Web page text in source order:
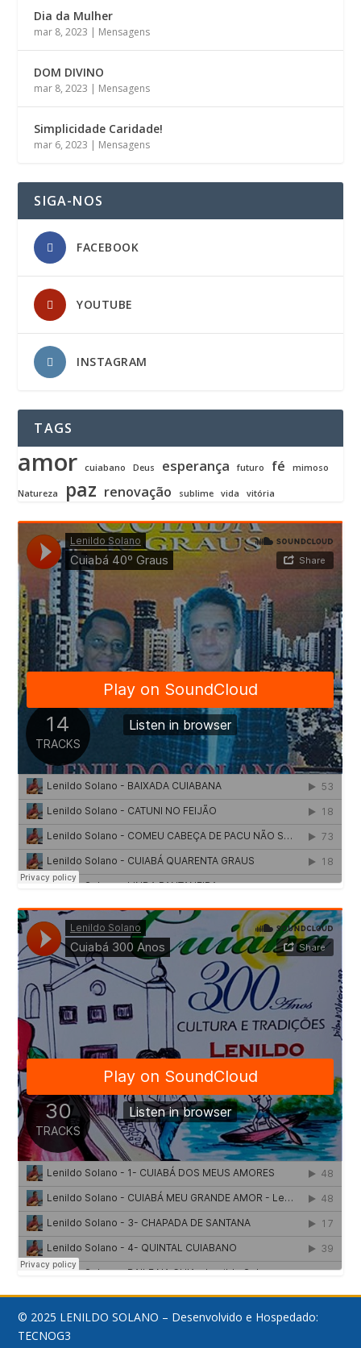
Dia da Mulher
mar 8, 2023 | Mensagens
DOM DIVINO
mar 8, 2023 | Mensagens
Simplicidade Caridade!
mar 6, 2023 | Mensagens
SIGA-NOS
FACEBOOK
YOUTUBE
INSTAGRAM
TAGS
amor cuiabano Deus esperança futuro fé mimoso
Natureza paz renovação sublime vida vitória
© 2025 LENILDO SOLANO – Desenvolvido e Hospedado:
TECNOG3